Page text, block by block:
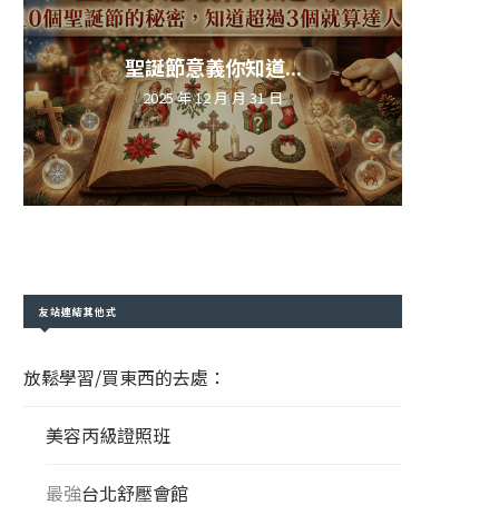
聖誕節意義你知道...
2025 年 12 月 月 31 日
友站連結其他式
放鬆學習/買東西的去處：
美容丙級證照班
最強台北舒壓會館